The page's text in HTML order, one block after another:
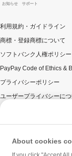
お知らせ サポート
利用規約・ガイドライン
商標・登録商標について
ソフトバンク人権ポリシー
PayPay Code of Ethics &
プライバシーポリシー
ユーザープライバシーに
ウェブサイト利用規約
反社会的勢力に対する方針
勧誘方針
About cookies